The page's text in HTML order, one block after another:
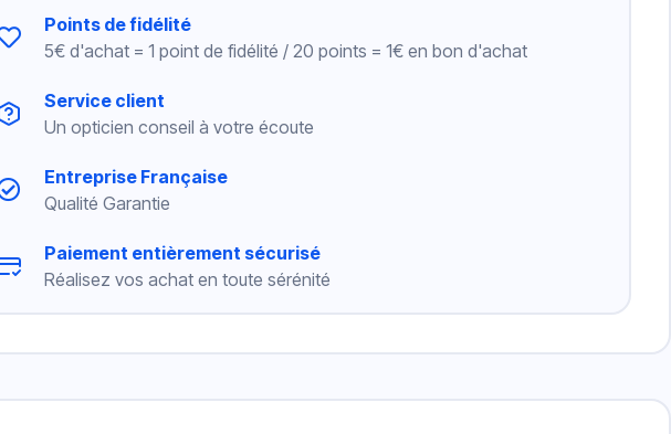
Points de fidélité
5€ d'achat = 1 point de fidélité / 20 points = 1€ en bon d'achat
Service client
Un opticien conseil à votre écoute
Entreprise Française
Qualité Garantie
Paiement entièrement sécurisé
Réalisez vos achat en toute sérénité